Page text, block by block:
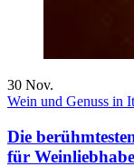
30 Nov.
Wein und Genuss in
Die
für